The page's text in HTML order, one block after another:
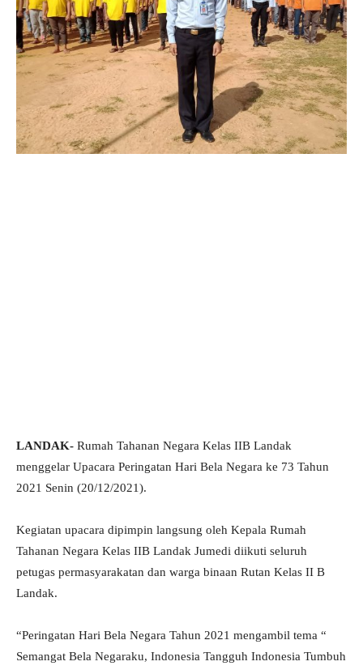
LANDAK- Rumah Tahanan Negara Kelas IIB Landak
menggelar Upacara Peringatan Hari Bela Negara ke 73 Tahun
2021 Senin (20/12/2021).
Kegiatan upacara dipimpin langsung oleh Kepala Rumah
Tahanan Negara Kelas IIB Landak Jumedi diikuti seluruh
petugas permasyarakatan dan warga binaan Rutan Kelas II B
Landak.
“Peringatan Hari Bela Negara Tahun 2021 mengambil tema “
Semangat Bela Negaraku, Indonesia Tangguh Indonesia Tumbuh